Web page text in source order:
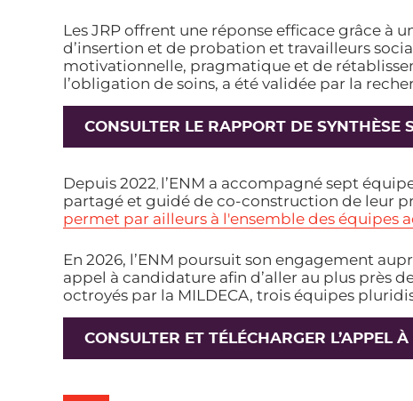
Les JRP offrent une réponse efficace grâce à
d’insertion et de probation et travailleurs
motivationnelle, pragmatique et de
l’obligation de soins, a été validée par la
CONSULTER LE RAPPORT DE SYNTHÈSE
Depuis 2022, l’ENM a accompagné sept
partagé et guidé de co-construction de leur
permet par ailleurs à l'ensemble des équipes
En 2026, l’ENM poursuit son engagement
appel à candidature afin d’aller au plus près
octroyés par la MILDECA, trois équipes
CONSULTER ET TÉLÉCHARGER L’APPEL